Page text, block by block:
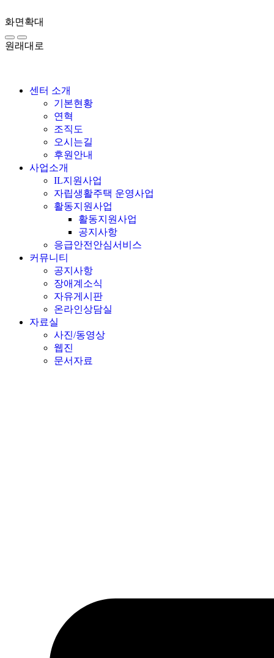
화면확대
원래대로
센터 소개
기본현황
연혁
조직도
오시는길
후원안내
사업소개
IL지원사업
자립생활주택 운영사업
활동지원사업
활동지원사업
공지사항
응급안전안심서비스
커뮤니티
공지사항
장애계소식
자유게시판
온라인상담실
자료실
사진/동영상
웹진
문서자료